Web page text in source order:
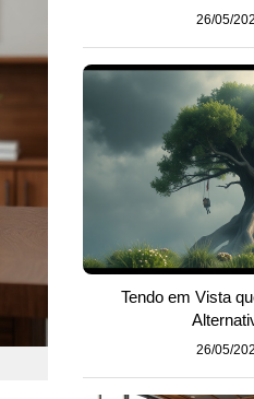
26/05/
Tendo em Vista
26/05/